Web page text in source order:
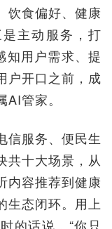
饮食偏好、健康
主动服务，打
知用户需求、提
户开口之前，成
管家。
信服务、便民生
共十大场景，从
内容推荐到健康
生态闭环。用上
的话说，“你只